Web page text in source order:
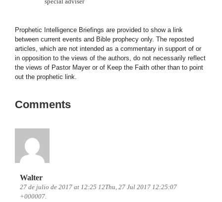
Prophetic Intelligence Briefings are provided to show a link
between current events and Bible prophecy only. The reposted
articles, which are not intended as a commentary in support of or
in opposition to the views of the authors, do not necessarily reflect
the views of Pastor Mayer or of Keep the Faith other than to point
out the prophetic link.
Comments
Walter
27 de julio de 2017 at 12:25 12Thu, 27 Jul 2017 12:25:07
+000007.